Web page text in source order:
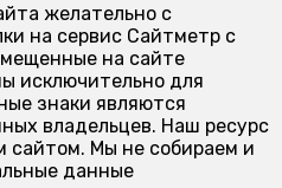
желательно с
на сервис Сайтметр с
на сайте
исключительно для
знаки являются
владельцев. Наш ресурс
сайтом. Мы не собираем и
данные